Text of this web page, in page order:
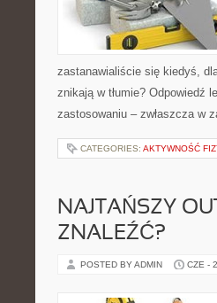
zastanawialiście się kiedyś,
znikają w tłumie? Odpowiedź
zastosowaniu – zwłaszcza w
CATEGORIES: AKTYWNOŚĆ
NAJTAŃSZY
ZNALEŹĆ?
POSTED BY ADMIN CZE -